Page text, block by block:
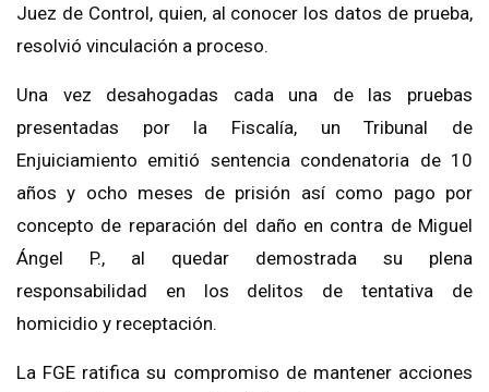
Juez de Control, quien, al conocer los datos de prueba,
resolvió vinculación a proceso.
Una vez desahogadas cada una de las pruebas
presentadas por la Fiscalía, un Tribunal de
Enjuiciamiento emitió sentencia condenatoria de 10
años y ocho meses de prisión así como pago por
concepto de reparación del daño en contra de Miguel
Ángel P., al quedar demostrada su plena
responsabilidad en los delitos de tentativa de
homicidio y receptación.
La FGE ratifica su compromiso de mantener acciones